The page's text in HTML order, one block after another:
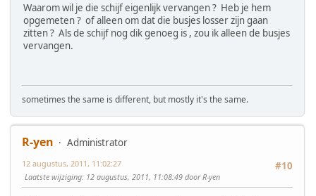
Waarom wil je die schijf eigenlijk vervangen ? Heb je hem
opgemeten ? of alleen om dat die busjes losser zijn gaan
zitten ? Als de schijf nog dik genoeg is , zou ik alleen de busjes
vervangen.
sometimes the same is different, but mostly it's the same.
R-yen
Administrator
#10
12 augustus, 2011, 11:02:27
Laatste wijziging: 12 augustus, 2011, 11:08:49 door R-yen